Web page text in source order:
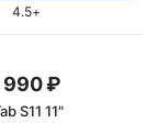
4.5+
₽
S11 11"